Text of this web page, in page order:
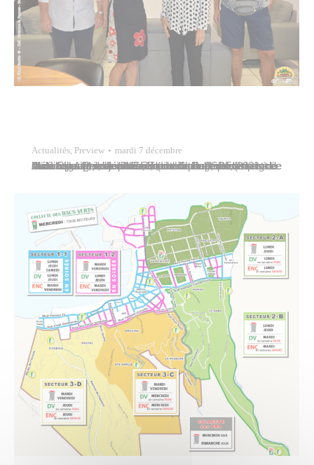
Actualités, Preview mardi 7 décembre
Alice Rijkaart, adjointe au maire de Papeete, et Manutea Atger, responsable des données urbaines de la commune, accueillaient, lundi 6 décembre 2021 à l’hôtel de ville, Valérie Roux, cheffe du département de la démographie de l’INSEE (Institut national de la statistique et des études économiques), accompagnée de Nicolas Prud’homme, directeur de l’ISPF (Institut de la…